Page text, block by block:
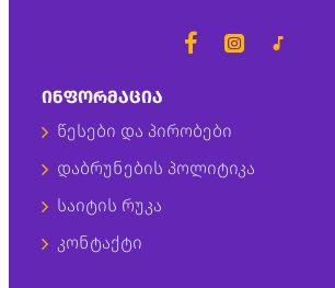
ᲘᲜᲤᲝᲠᲛᲐᲪᲘᲐ
წესები და პირობები
დაბრუნების პოლიტიკა
საიტის რუკა
კონტაქტი